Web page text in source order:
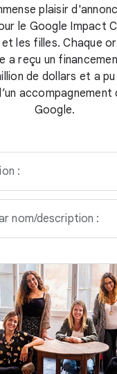
plaisir
le Google Impact
les filles. Chaque
a reçu un
de dollars et a
accompagnement
Google.
:
nom/description :